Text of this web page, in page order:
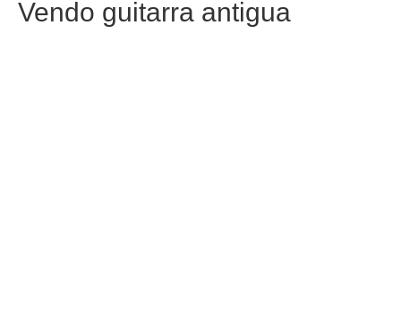
Vendo guitarra antigua